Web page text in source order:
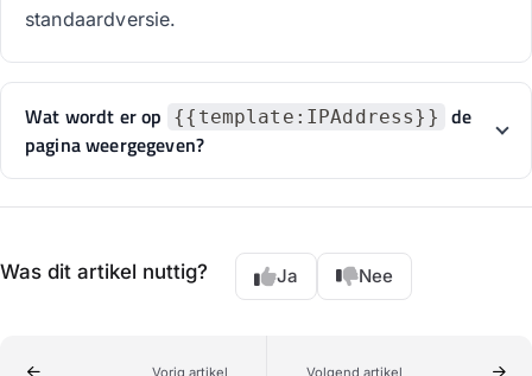
standaardversie.
Wat wordt er op {{template:IPAddress}}
de
pagina weergegeven?
Was dit artikel nuttig? Ja Nee
Vorig artikel Volgend artikel